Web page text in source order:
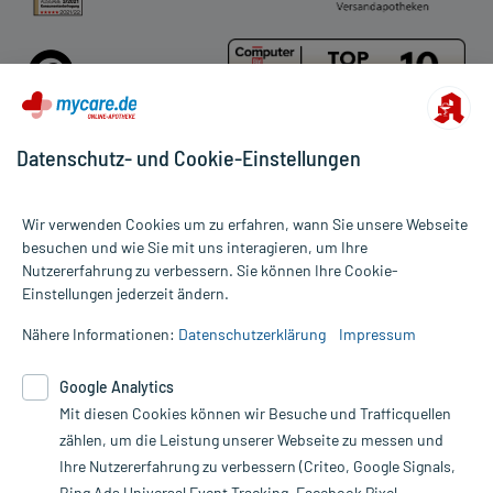
durchschnittlich 4,8 von 5 Sternen abgegeben.
Alle Preise gelten inkl. MwSt., ggf. zzgl. Versandkosten
Informationen auf dieser Website werden ausschließlich für
die Untersuchung und Behandlung durch einen Arzt. Bitte
Therapien eingeleitet werden können. | Diese Webseite benutzt
Google Analytics. Lesen Sie bitte dazu die wichtigen Hinweise in
unserer Datenschutzerklärung. Für den Widerruf einer Bestellung
nutzen Sie das Formular:
Datenschutz- und Cookie-Einstellungen
Wir verwenden Cookies um zu erfahren, wann Sie unsere Webseite
besuchen und wie Sie mit uns interagieren, um Ihre
Nutzererfahrung zu verbessern. Sie können Ihre Cookie-
Einstellungen jederzeit ändern.
Nähere Informationen: Datenschutzerklärung Impressum
Google Analytics
Mit diesen Cookies können wir Besuche und Trafficquellen
zählen, um die Leistung unserer Webseite zu messen und
Ihre Nutzererfahrung zu verbessern (Criteo, Google Signals,